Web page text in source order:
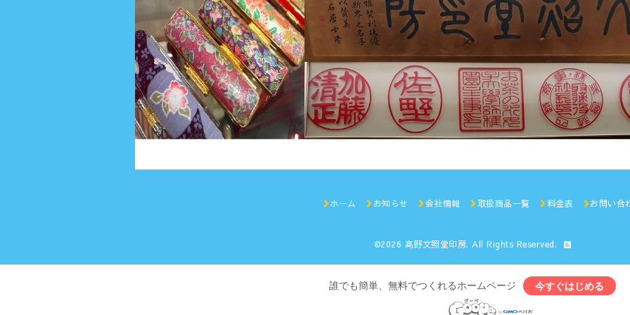
ホーム お知らせ 会社情報 取扱商品一覧 料金表 お問い合
©2026 髙野文照堂印房. All Rights Reserved.
誰でも簡単、無料でつくれるホームページ 今すぐはじめる